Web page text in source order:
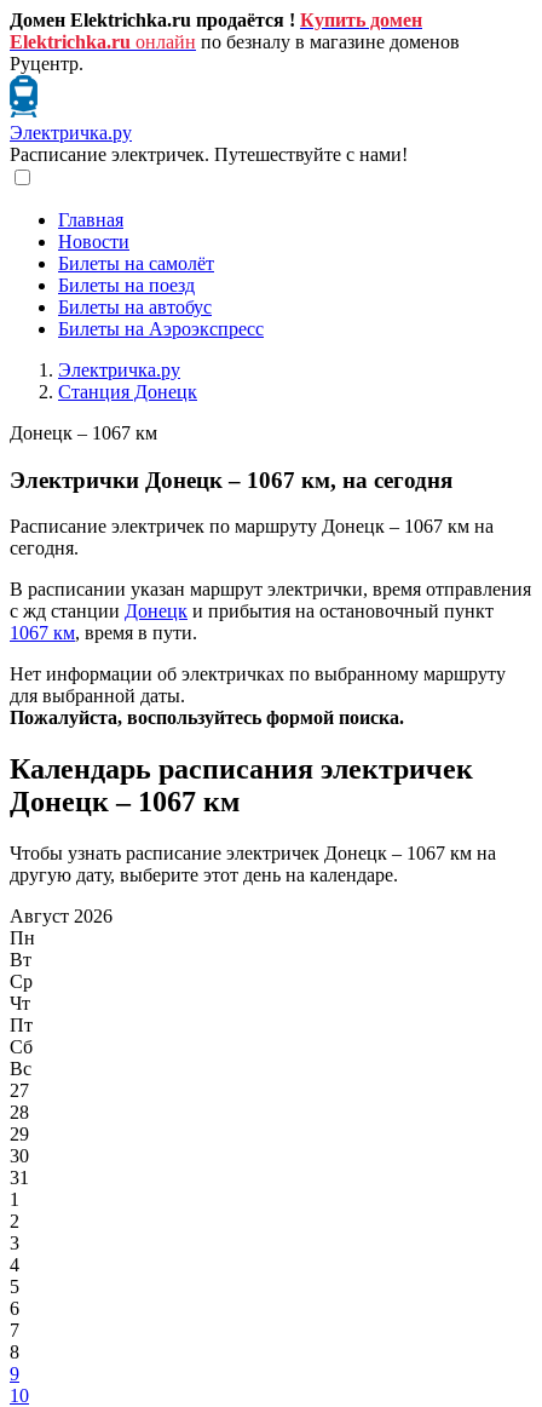
Домен Elektrichka.ru продаётся ! Купить домен
Elektrichka.ru онлайн по безналу в магазине доменов
Руцентр.
Электричка.ру
Расписание электричек. Путешествуйте с нами!
Главная
Новости
Билеты на самолёт
Билеты на поезд
Билеты на автобус
Билеты на Аэроэкспресс
Электричка.ру
Станция Донецк
Донецк – 1067 км
Электрички Донецк – 1067 км, на сегодня
Расписание электричек по маршруту Донецк – 1067 км на
сегодня.
В расписании указан маршрут электрички, время отправления
с жд станции Донецк и прибытия на остановочный пункт
1067 км, время в пути.
Нет информации об электричках по выбранному маршруту
для выбранной даты.
Пожалуйста, воспользуйтесь формой поиска.
Календарь расписания электричек
Донецк – 1067 км
Чтобы узнать расписание электричек Донецк – 1067 км на
другую дату, выберите этот день на календаре.
Август 2026
Пн
Вт
Ср
Чт
Пт
Сб
Вс
27
28
29
30
31
1
2
3
4
5
6
7
8
9
10